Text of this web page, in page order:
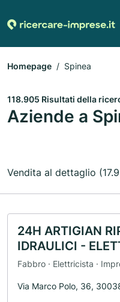
Homepage Spinea
118.905 Risultati della
Aziende a
Vendita al dettaglio
24H ARTIGIAN
IDRAULICI -
Fabbro · Elettricista ·
Via Marco Polo, 36,